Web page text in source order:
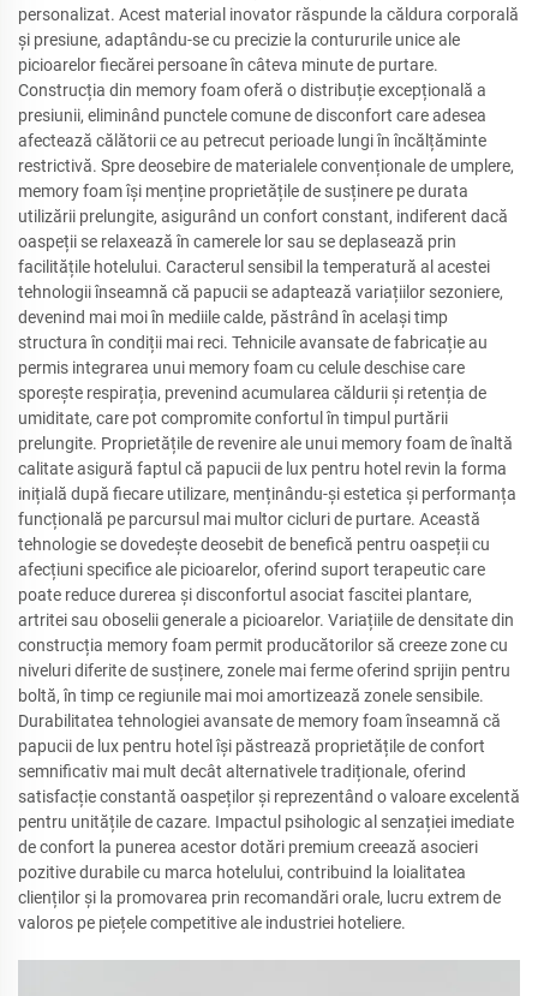
personalizat. Acest material inovator răspunde la căldura corporală
și presiune, adaptându-se cu precizie la contururile unice ale
picioarelor fiecărei persoane în câteva minute de purtare.
Construcția din memory foam oferă o distribuție excepțională a
presiunii, eliminând punctele comune de disconfort care adesea
afectează călătorii ce au petrecut perioade lungi în încălțăminte
restrictivă. Spre deosebire de materialele convenționale de umplere,
memory foam își menține proprietățile de susținere pe durata
utilizării prelungite, asigurând un confort constant, indiferent dacă
oaspeții se relaxează în camerele lor sau se deplasează prin
facilitățile hotelului. Caracterul sensibil la temperatură al acestei
tehnologii înseamnă că papucii se adaptează variațiilor sezoniere,
devenind mai moi în mediile calde, păstrând în același timp
structura în condiții mai reci. Tehnicile avansate de fabricație au
permis integrarea unui memory foam cu celule deschise care
sporește respirația, prevenind acumularea căldurii și retenția de
umiditate, care pot compromite confortul în timpul purtării
prelungite. Proprietățile de revenire ale unui memory foam de înaltă
calitate asigură faptul că papucii de lux pentru hotel revin la forma
inițială după fiecare utilizare, menținându-și estetica și performanța
funcțională pe parcursul mai multor cicluri de purtare. Această
tehnologie se dovedește deosebit de benefică pentru oaspeții cu
afecțiuni specifice ale picioarelor, oferind suport terapeutic care
poate reduce durerea și disconfortul asociat fascitei plantare,
artritei sau oboselii generale a picioarelor. Variațiile de densitate din
construcția memory foam permit producătorilor să creeze zone cu
niveluri diferite de susținere, zonele mai ferme oferind sprijin pentru
boltă, în timp ce regiunile mai moi amortizează zonele sensibile.
Durabilitatea tehnologiei avansate de memory foam înseamnă că
papucii de lux pentru hotel își păstrează proprietățile de confort
semnificativ mai mult decât alternativele tradiționale, oferind
satisfacție constantă oaspeților și reprezentând o valoare excelentă
pentru unitățile de cazare. Impactul psihologic al senzației imediate
de confort la punerea acestor dotări premium creează asocieri
pozitive durabile cu marca hotelului, contribuind la loialitatea
clienților și la promovarea prin recomandări orale, lucru extrem de
valoros pe piețele competitive ale industriei hoteliere.